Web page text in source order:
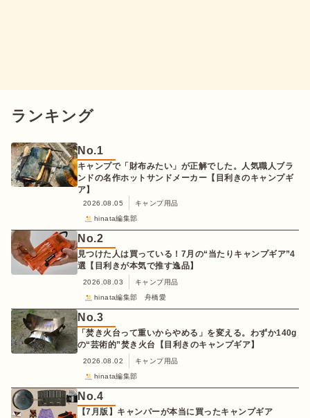
ランキング
No.1
キャンプで「財布みたい」が正解でした。人気職人ブラ
ンドの名作ホットサンドメーカー【目利きのキャンプギ
ア】
2026.08.05
キャンプ用品
hinata編集部
No.2
見つけた人は買っている！7月の“当たりキャンプギア”4
選【目利きが本気で推す逸品】
2026.08.03
キャンプ用品
hinata編集部 舟橋愛
No.3
「焚き火台って重いからやめる」を変える。わずか140g
の“芸術的”焚き火台【目利きのキャンプギア】
2026.08.02
キャンプ用品
hinata編集部
No.4
【7月版】キャンパーが本当に買ったキャンプギア